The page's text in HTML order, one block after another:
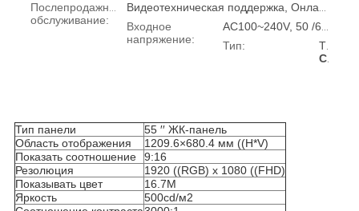
Послепродажное
обслуживание:
Видеотехническая поддержка, Онлайн-поддержка
Входное
напряжение:
AC100~240V, 50 /60 HZ
Тип:
ТФТ
Спецификация:
Тип панели
55 ′′ ЖК-панель
Область отображения
1209.6×680.4 мм ((H*V)
Показать соотношение
9:16
Резолюция
1920 ((RGB) x 1080 ((FHD)
Показывать цвет
16.7M
Яркость
500cd/м2